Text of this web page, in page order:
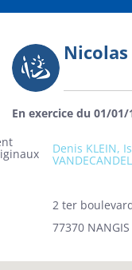
Photo Nicolas
En exercice du 01/
Denis KLEIN,
2 ter
77370 NANGIS